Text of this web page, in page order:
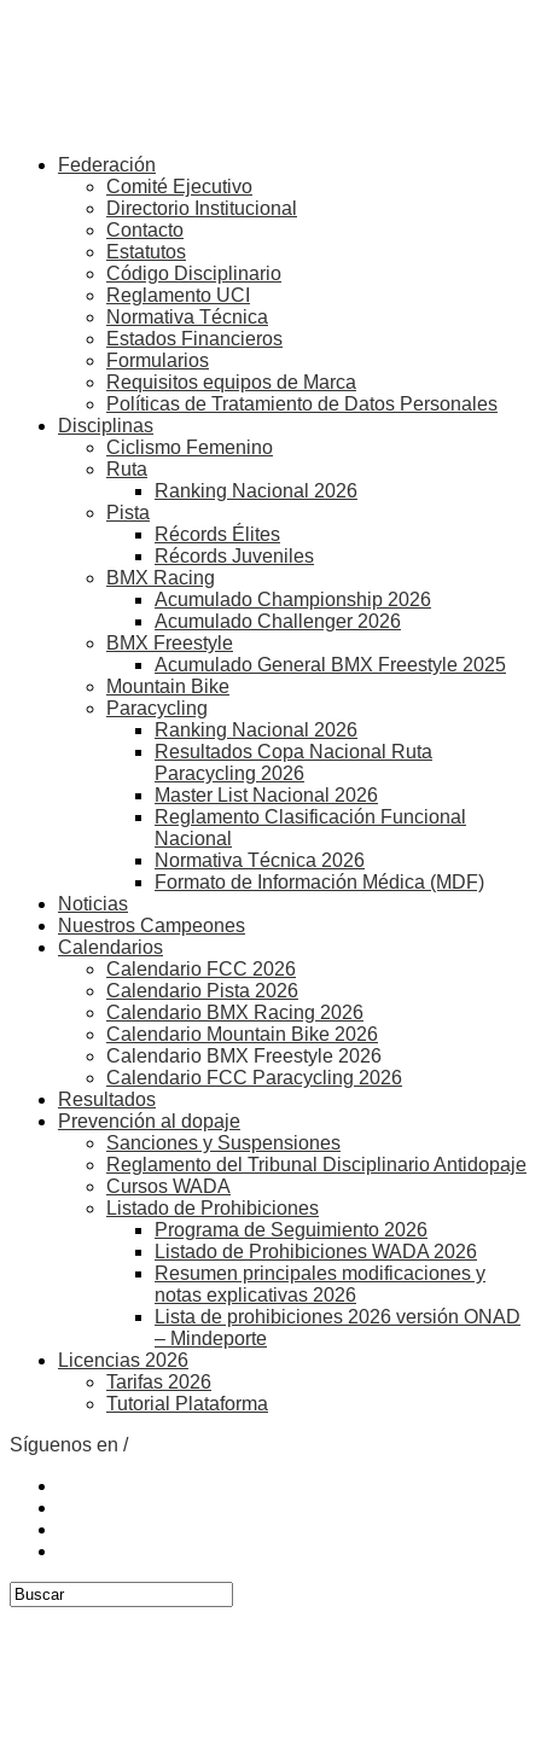
Federación
Comité Ejecutivo
Directorio Institucional
Contacto
Estatutos
Código Disciplinario
Reglamento UCI
Normativa Técnica
Estados Financieros
Formularios
Requisitos equipos de Marca
Políticas de Tratamiento de Datos Personales
Disciplinas
Ciclismo Femenino
Ruta
Ranking Nacional 2026
Pista
Récords Élites
Récords Juveniles
BMX Racing
Acumulado Championship 2026
Acumulado Challenger 2026
BMX Freestyle
Acumulado General BMX Freestyle 2025
Mountain Bike
Paracycling
Ranking Nacional 2026
Resultados Copa Nacional Ruta
Paracycling 2026
Master List Nacional 2026
Reglamento Clasificación Funcional
Nacional
Normativa Técnica 2026
Formato de Información Médica (MDF)
Noticias
Nuestros Campeones
Calendarios
Calendario FCC 2026
Calendario Pista 2026
Calendario BMX Racing 2026
Calendario Mountain Bike 2026
Calendario BMX Freestyle 2026
Calendario FCC Paracycling 2026
Resultados
Prevención al dopaje
Sanciones y Suspensiones
Reglamento del Tribunal Disciplinario Antidopaje
Cursos WADA
Listado de Prohibiciones
Programa de Seguimiento 2026
Listado de Prohibiciones WADA 2026
Resumen principales modificaciones y
notas explicativas 2026
Lista de prohibiciones 2026 versión ONAD
– Mindeporte
Licencias 2026
Tarifas 2026
Tutorial Plataforma
Síguenos en /